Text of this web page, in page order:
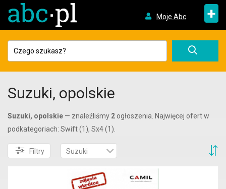
Moje Abc +
Suzuki, opolskie
Suzuki, opolskie — znaleźliśmy 2 ogłoszenia. Najwięcej ofert w
podkategoriach: Swift (1), Sx4 (1).
Filtry Suzuki